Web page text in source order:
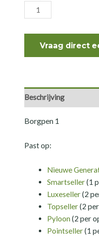
Borgpen
1
Vraag direct
Beschrijving
Borgpen 1
Past op:
Nieuwe
Smartseller(1
Luxeseller(2
Topseller(2
Pyloon (2 per
Pointseller(1